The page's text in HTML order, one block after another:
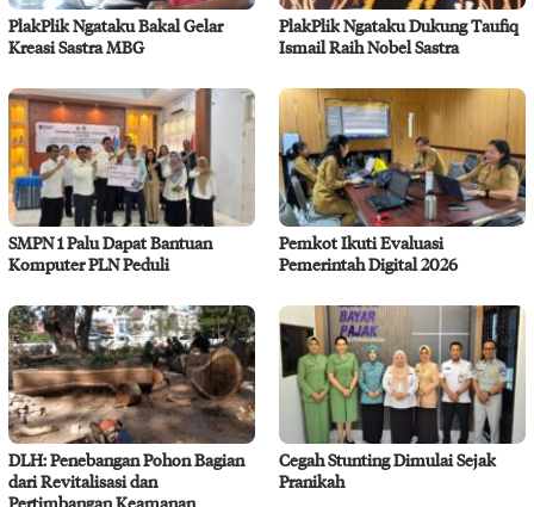
PlakPlik Ngataku Bakal Gelar
Kreasi Sastra MBG
PlakPlik Ngataku Dukung Taufiq
Ismail Raih Nobel Sastra
SMPN 1 Palu Dapat Bantuan
Komputer PLN Peduli
Pemkot Ikuti Evaluasi
Pemerintah Digital 2026
DLH: Penebangan Pohon Bagian
dari Revitalisasi dan
Cegah Stunting Dimulai Sejak
Pranikah